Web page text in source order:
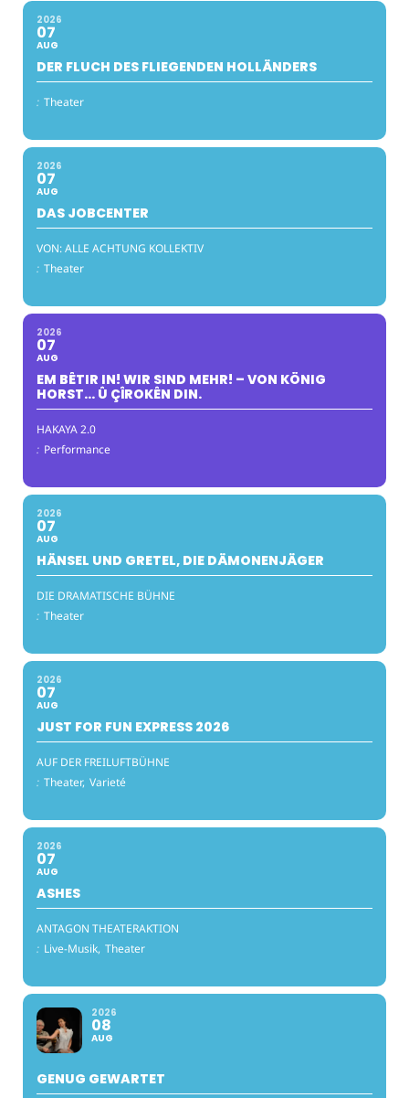
2026
07
AUG
DER FLUCH DES FLIEGENDEN HOLLÄNDERS
: Theater
2026
07
AUG
DAS JOBCENTER
VON: ALLE ACHTUNG KOLLEKTIV
: Theater
2026
07
AUG
EM BÊTIR IN! WIR SIND MEHR! – VON KÖNIG
HORST… Û ÇÎROKÊN DIN.
HAKAYA 2.0
: Performance
2026
07
AUG
HÄNSEL UND GRETEL, DIE DÄMONENJÄGER
DIE DRAMATISCHE BÜHNE
: Theater
2026
07
AUG
JUST FOR FUN EXPRESS 2026
AUF DER FREILUFTBÜHNE
: Theater, Varieté
2026
07
AUG
ASHES
ANTAGON THEATERAKTION
: Live-Musik, Theater
2026
08
AUG
GENUG GEWARTET